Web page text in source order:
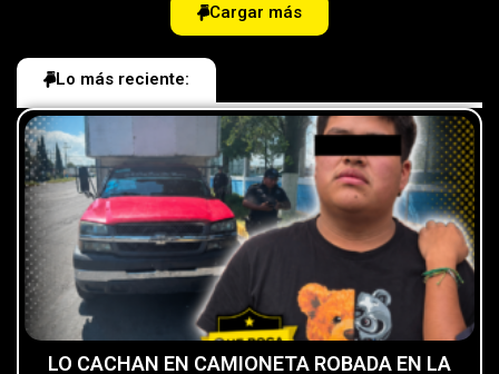
Cargar más
Lo más reciente:
LO CACHAN EN CAMIONETA ROBADA EN LA